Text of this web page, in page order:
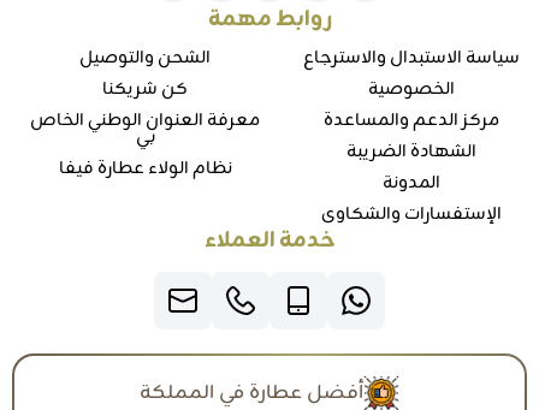
روابط مهمة
سياسة الاستبدال والاسترجاع
الخصوصية
مركز الدعم والمساعدة
الشهادة الضريبة
المدونة
الإستفسارات والشكاوي
الشحن والتوصيل
كن شريكنا
معرفة العنوان الوطني الخاص
بي
نظام الولاء عطارة فيفا
خدمة العملاء
أفضل عطارة في المملكة